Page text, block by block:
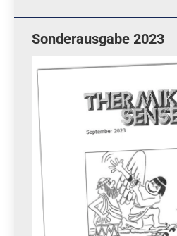
Sonderausgabe 2023